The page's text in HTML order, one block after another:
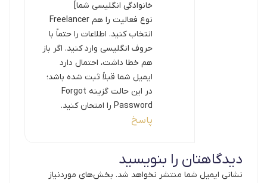
خانوادگی انگلیسی شما]
نوع فعالیت را هم Freelancer
انتخاب کنید. اطلاعات را حتماً با
حروف انگلیسی وارد کنید. اگر باز
هم خطا داشت، احتمال دارد
ایمیل شما قبلاً ثبت شده باشد؛
در این حالت گزینه Forgot
Password را امتحان کنید.
پاسخ
دیدگاهتان را بنویسید
نشانی ایمیل شما منتشر نخواهد شد. بخش‌های موردنیاز